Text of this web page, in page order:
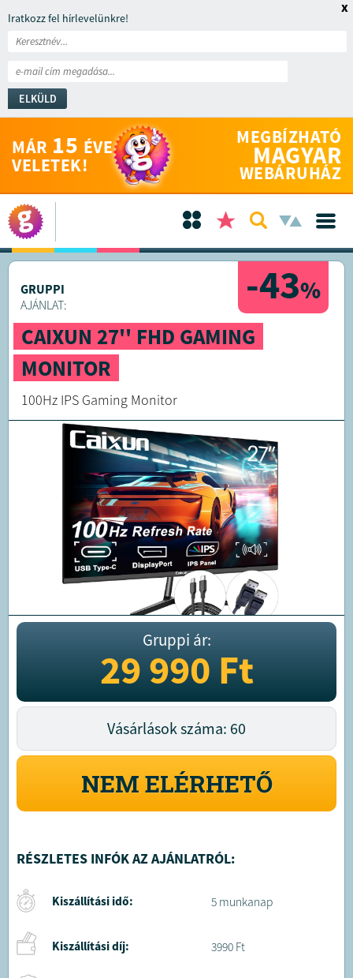
Iratkozz fel hírlevelünkre!
ELKÜLD
x
MÁR 15 ÉVE
VELETEK!
MEGBÍZHATÓ
MAGYAR
WEBÁRUHÁZ
-43%
GRUPPI
AJÁNLAT:
CAIXUN 27'' FHD GAMING
MONITOR
100Hz IPS Gaming Monitor
Gruppi ár:
29 990Ft
Vásárlások száma: 60
NEM ELÉRHETŐ
RÉSZLETES INFÓK AZ AJÁNLATRÓL:
Kiszállítási idő: 5 munkanap
Kiszállítási díj: 3990 Ft